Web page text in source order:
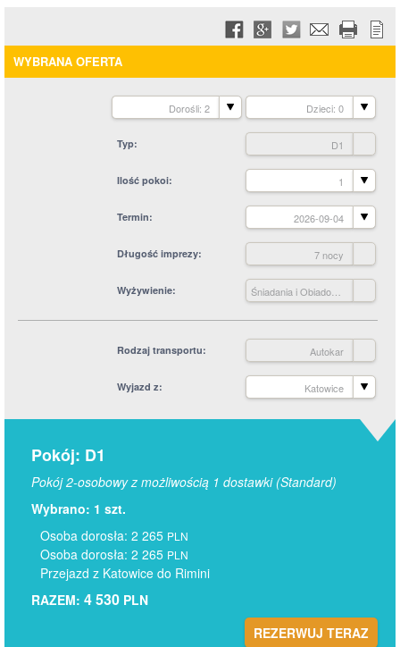
WYBRANA OFERTA
Dorośli: 2 Dzieci: 0
Typ D1
Ilość pokoi 1
Termin 2026-09-04
Długość imprezy 7 nocy
Wyżywienie
Rodzaj transportu Autokar
Wyjazd z Katowice
Pokój: D1
Pokój 2-osobowy z możliwością 1 dostawki (Standard)
Wybrano: 1 szt.
Osoba dorosła: 2 265 PLN
Osoba dorosła: 2 265 PLN
Przejazd z Katowice do Rimini
RAZEM: 4 530 PLN
REZERWUJ TERAZ